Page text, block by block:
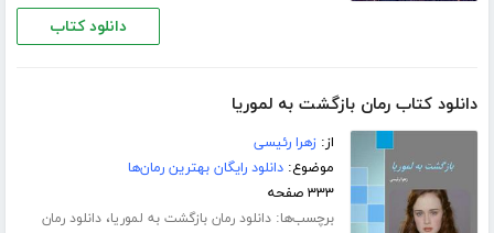
دانلود کتاب
دانلود کتاب رمان بازگشت به لموریا
از:زهرا رئیسی
موضوع:دانلود رایگان بهترین رمان‌ها
۳۳۳ صفحه
برچسب‌ها:دانلود رمان بازگشت به لموریا،دانلود رمان